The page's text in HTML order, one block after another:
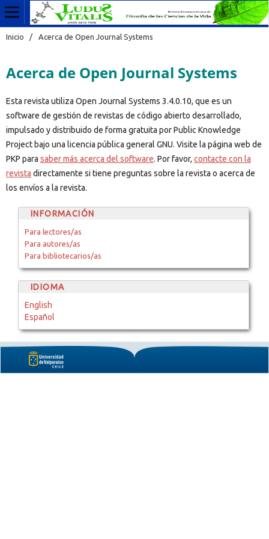
Inicio / Acerca de Open Journal Systems
Acerca de Open Journal Systems
Esta revista utiliza Open Journal Systems 3.4.0.10, que es un
software de gestión de revistas de código abierto desarrollado,
impulsado y distribuido de forma gratuita por Public Knowledge
Project bajo una licencia pública general GNU. Visite la página web de
PKP para saber más acerca del software. Por favor, contacte con la
revista directamente si tiene preguntas sobre la revista o acerca de
los envíos a la revista.
INFORMACIÓN
Para lectores/as
Para autores/as
Para bibliotecarios/as
IDIOMA
English
Español